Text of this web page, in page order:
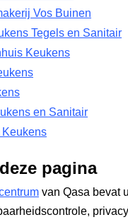
Vos Buinen
Tegels en Sanitair
Keukens
en Sanitair
pagina
van Qasa bevat